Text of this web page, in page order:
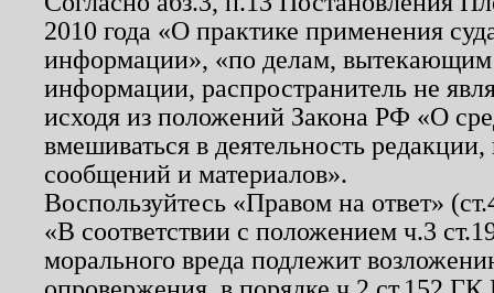
2010 года «О практике применения
информации», «по делам, вытекающим
информации, распространитель не
исходя из положений Закона РФ «О
вмешиваться в деятельность
сообщений и материалов».
Воспользуйтесь «Правом на ответ»
«В соответствии с положением ч.3
морального вреда подлежит